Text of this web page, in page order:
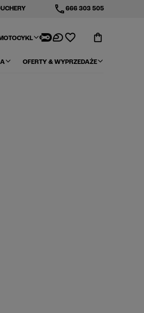
phone666 303 505
OFERTY & WYPRZEDAŻE